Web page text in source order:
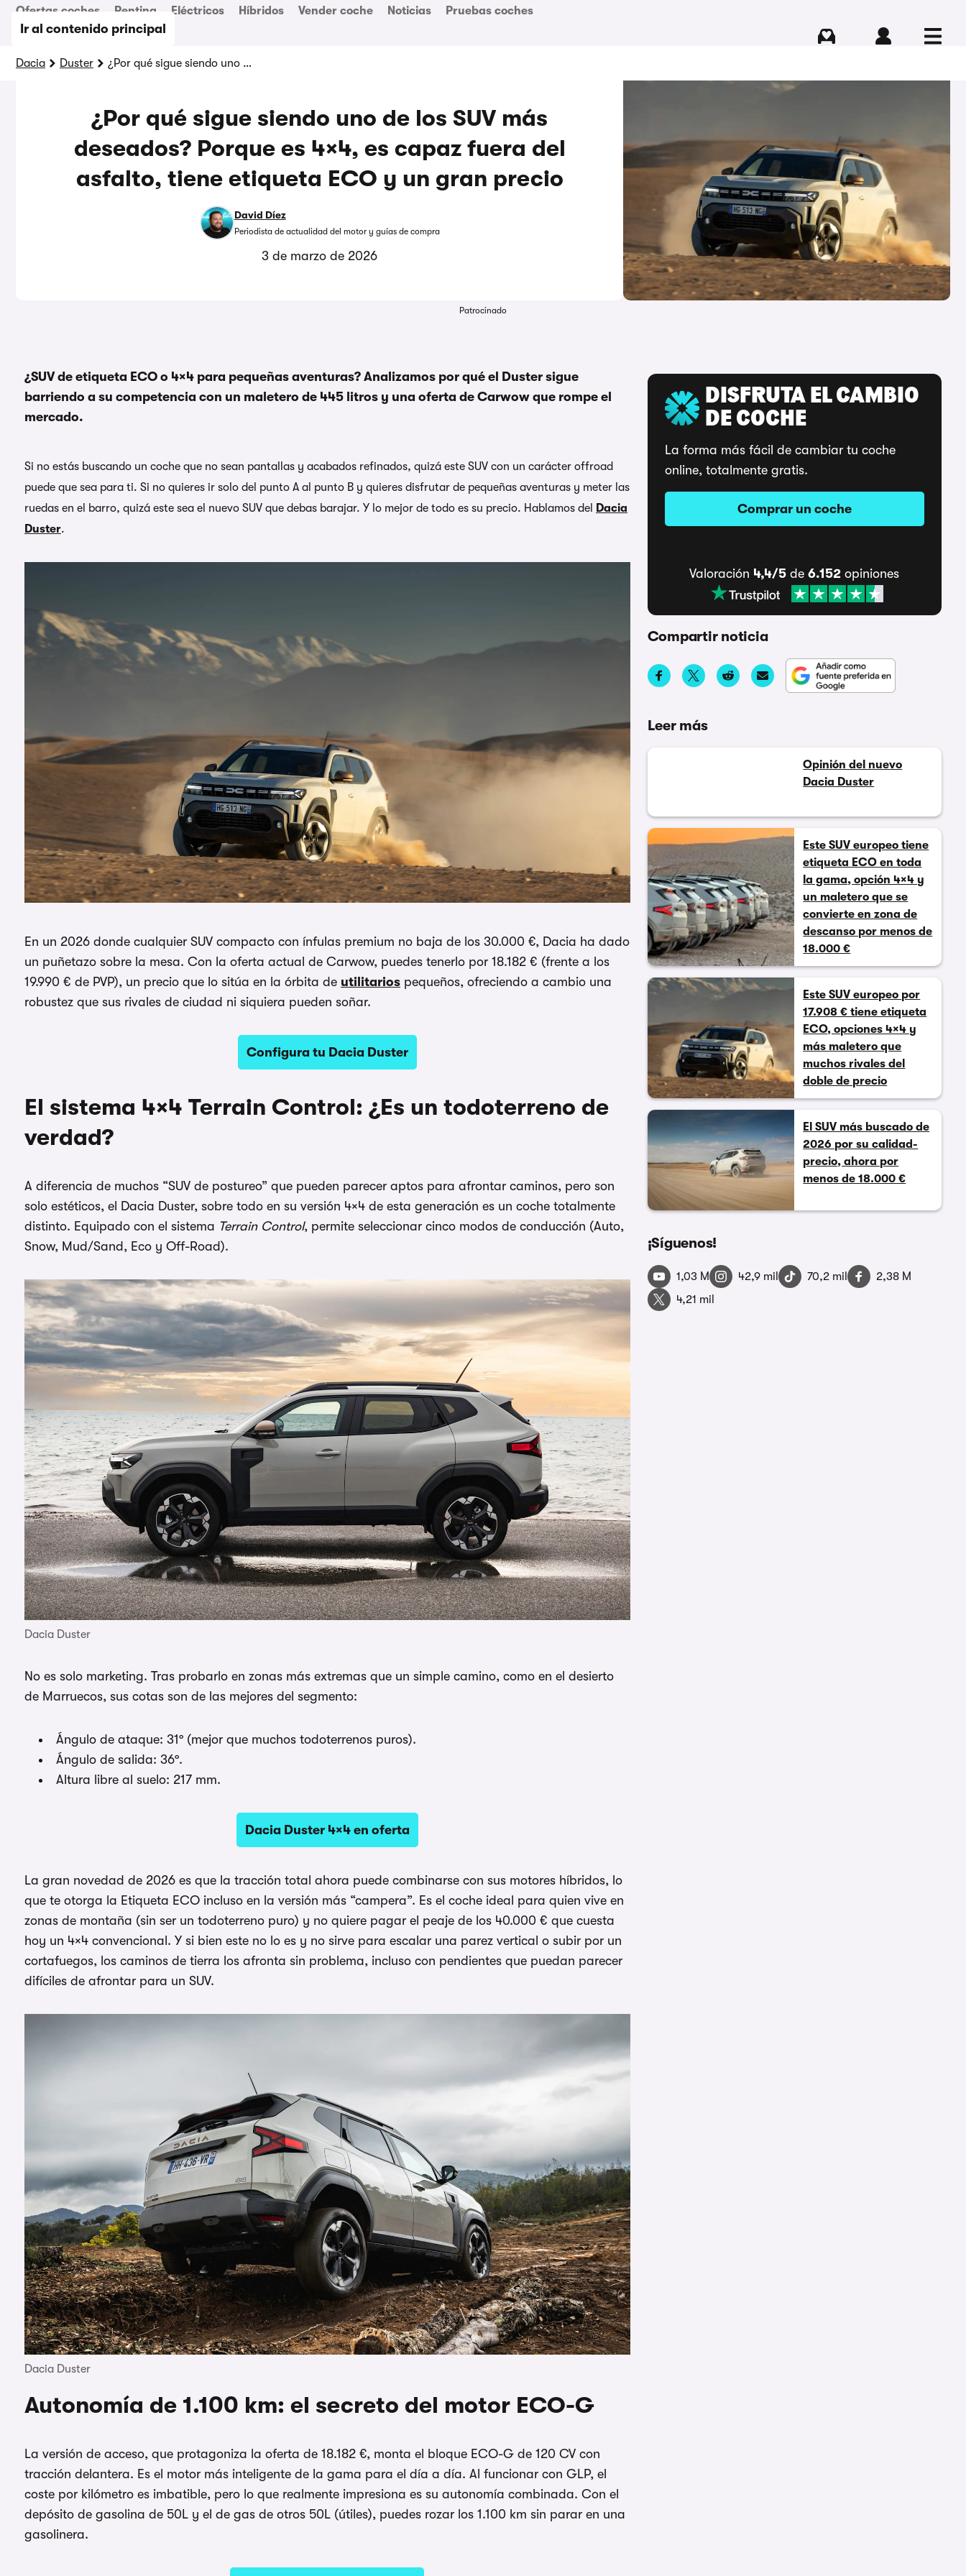
Ir al contenido principal
Ofertas coches Renting Eléctricos Híbridos Vender coche Noticias Pruebas coches
Dacia Duster ¿Por qué sigue siendo uno de los SUV más deseados? Porque es 4×4, es capaz fuera del asfalto, tiene etiqueta ECO y un gran precio
¿Por qué sigue siendo uno de los SUV más
deseados? Porque es 4×4, es capaz fuera del
asfalto, tiene etiqueta ECO y un gran precio
David Díez
Periodista de actualidad del motor y guías de compra
3 de marzo de 2026
Patrocinado
¿SUV de etiqueta ECO o 4×4 para pequeñas aventuras? Analizamos por qué el Duster sigue
barriendo a su competencia con un maletero de 445 litros y una oferta de Carwow que rompe el
mercado.
Si no estás buscando un coche que no sean pantallas y acabados refinados, quizá este SUV con un carácter offroad
puede que sea para ti. Si no quieres ir solo del punto A al punto B y quieres disfrutar de pequeñas aventuras y meter las
ruedas en el barro, quizá este sea el nuevo SUV que debas barajar. Y lo mejor de todo es su precio. Hablamos del
Dacia
Duster.
En un 2026 donde cualquier SUV compacto con ínfulas premium no baja de los 30.000 €, Dacia ha dado
un puñetazo sobre la mesa. Con la oferta actual de Carwow, puedes tenerlo por 18.182 € (frente a los
19.990 € de PVP), un precio que lo sitúa en la órbita de utilitarios pequeños, ofreciendo a cambio una
robustez que sus rivales de ciudad ni siquiera pueden soñar.
Configura tu Dacia Duster
El sistema 4×4 Terrain Control: ¿Es un todoterreno de
verdad?
A diferencia de muchos “SUV de postureo” que pueden parecer aptos para afrontar caminos, pero son
solo estéticos, el Dacia Duster, sobre todo en su versión 4×4 de esta generación es un coche totalmente
distinto. Equipado con el sistema Terrain Control, permite seleccionar cinco modos de conducción (Auto,
Snow, Mud/Sand, Eco y Off-Road).
Dacia Duster
No es solo marketing. Tras probarlo en zonas más extremas que un simple camino, como en el desierto
de Marruecos, sus cotas son de las mejores del segmento:
Ángulo de ataque: 31º (mejor que muchos todoterrenos puros).
Ángulo de salida: 36º.
Altura libre al suelo: 217 mm.
Dacia Duster 4×4 en oferta
La gran novedad de 2026 es que la tracción total ahora puede combinarse con sus motores híbridos, lo
que te otorga la Etiqueta ECO incluso en la versión más “campera”. Es el coche ideal para quien vive en
zonas de montaña (sin ser un todoterreno puro) y no quiere pagar el peaje de los 40.000 € que cuesta
hoy un 4×4 convencional. Y si bien este no lo es y no sirve para escalar una parez vertical o subir por un
cortafuegos, los caminos de tierra los afronta sin problema, incluso con pendientes que puedan parecer
difíciles de afrontar para un SUV.
Dacia Duster
Autonomía de 1.100 km: el secreto del motor ECO-G
La versión de acceso, que protagoniza la oferta de 18.182 €, monta el bloque ECO-G de 120 CV con
tracción delantera. Es el motor más inteligente de la gama para el día a día. Al funcionar con GLP, el
coste por kilómetro es imbatible, pero lo que realmente impresiona es su autonomía combinada. Con el
depósito de gasolina de 50L y el de gas de otros 50L (útiles), puedes rozar los 1.100 km sin parar en una
gasolinera.
DISFRUTA EL CAMBIO
DE COCHE
La forma más fácil de cambiar tu coche
online, totalmente gratis.
Comprar un coche
Valoración 4,4/5 de6.152 opiniones
Compartir noticia
Leer más
Opinión del nuevo
Dacia Duster
Este SUV europeo tiene
etiqueta ECO en toda
la gama, opción 4×4 y
un maletero que se
convierte en zona de
descanso por menos de
18.000 €
Este SUV europeo por
17.908 € tiene etiqueta
ECO, opciones 4×4 y
más maletero que
muchos rivales del
doble de precio
El SUV más buscado de
2026 por su calidad-
precio, ahora por
menos de 18.000 €
¡Síguenos!
1,03 M 42,9 mil 70,2 mil
2,38 M
4,21 mil